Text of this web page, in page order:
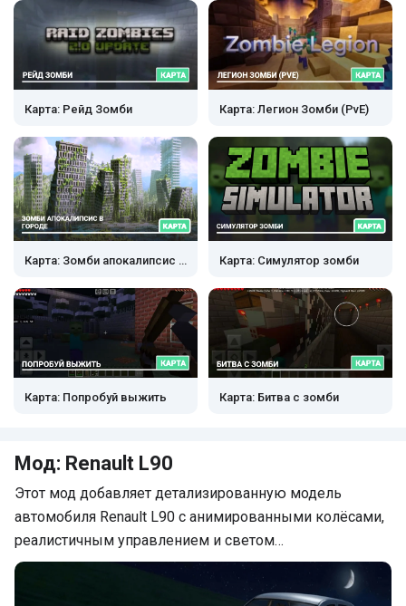
Карта: Рейд Зомби Карта: Легион Зомби (PvE)
Карта: Зомби апокалипсис в городе Карта: Симулятор зомби
Карта: Попробуй выжить Карта: Битва с зомби
Мод: Renault L90
Этот мод добавляет детализированную модель
автомобиля Renault L90 с анимированными колёсами,
реалистичным управлением и светом…